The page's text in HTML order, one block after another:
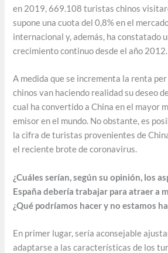
en 2019, 669.108 turistas chinos
supone una cuota del 0,8% en el
internacional y, además, ha constatado
crecimiento continuo desde el año 2012.
A medida que se incrementa la renta
chinos van haciendo realidad su deseo
cual ha convertido a China en el mayor
emisor en el mundo. No obstante, es
la cifra de turistas provenientes de
el reciente brote de coronavirus.
¿Cuáles serían, según su opinión, los
España debería trabajar para atraer a
¿Qué podríamos hacer y no estamos
En primer lugar, sería aconsejable
adaptarse a las características de los